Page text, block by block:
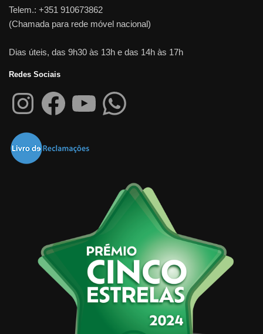
Telem.: +351 910673862
(Chamada para rede móvel nacional)
Dias úteis, das 9h30 às 13h e das 14h às 17h
Redes Sociais